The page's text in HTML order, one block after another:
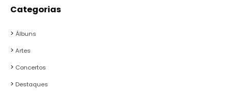
Categorias
Álbuns
Artes
Concertos
Destaques